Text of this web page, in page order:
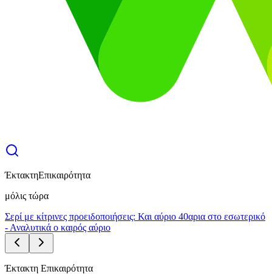
ΈκτακτηΕπικαιρότητα
μόλις τώρα
Σερί με κίτρινες προειδοποιήσεις: Και αύριο 40αρια στο εσωτερικό
- Αναλυτικά ο καιρός αύριο
Έκτακτη Επικαιρότητα